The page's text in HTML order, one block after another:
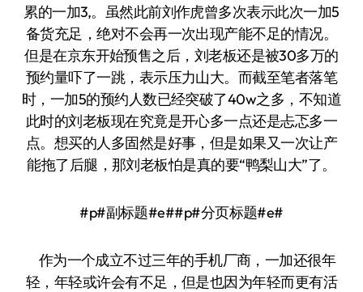
累的一加3,。虽然此前刘作虎曾多次表示此次一加5
备货充足，绝对不会再一次出现产能不足的情况。
但是在京东开始预售之后，刘老板还是被30多万的
预约量吓了一跳，表示压力山大。而截至笔者落笔
时，一加5的预约人数已经突破了40w之多，不知道
此时的刘老板现在究竟是开心多一点还是忐忑多一
点。想买的人多固然是好事，但是如果又一次让产
能拖了后腿，那刘老板怕是真的要“鸭梨山大”了。
#p#副标题#e##p#分页标题#e#
作为一个成立不过三年的手机厂商，一加还很年
轻，年轻或许会有不足，但是也因为年轻而更有活